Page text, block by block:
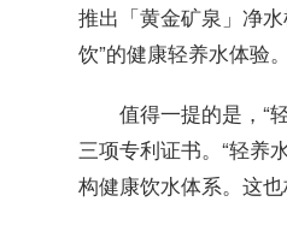
推出「黄金矿泉」净
饮”的健康轻养水体验。
值得一提的是，“
三项专利证书。“轻养
构健康饮水体系。这